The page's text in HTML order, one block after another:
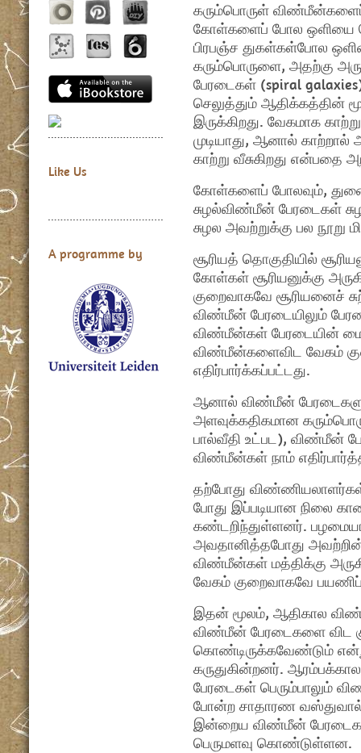
Like Us
A programme by
கரும்பொருள்
கோள்களைப் போல ஒளியை
பிரபஞ்ச துகள்கள்போல
கரும்பொருளை, அதற்கு
பேரடைகள் (spiral
செலுத்தும் ஆதிக்கத்தின்
இருக்கிறது. வேகமாக
முடியாது, ஆனால்
காற்று வீசுகிறது என்பதை
கோள்களைப் போலவும்,
சுழல்விண்மீன் பேரடைகள்
சுழல அவற்றுக்கு பல நூறு
சூரியத் தொகுதியில்
கோள்கள் சூரியனுக்கு
குறைவாகவே சூரியனைச்
விண்மீன் பேரடையிலும்
விண்மீன்கள் பேரடையின்
விண்மீன்களைவிட வேகம்
எதிர்பார்க்கப்பட்டது.
ஆனால் விண்மீன்
அளவுக்கதிகமான
பால்வீதி உட்பட), விண்மீன்
விண்மீன்கள் நாம்
தற்போது
போது இப்படியான நிலை
கண்டறிந்துள்ளனர்.
அவதானித்தபோது
விண்மீன்கள் மத்திக்கு
வேகம் குறைவாகவே
இதன் மூலம், ஆதிகால
விண்மீன் பேரடைகளை விட
கொண்டிருக்கவேண்டும்
கருதுகின்றனர்.
பேரடைகள் பெரும்பாலும்
போன்ற சாதாரண
இன்றைய விண்மீன்
பெருமளவு கொண்டுள்ளன.